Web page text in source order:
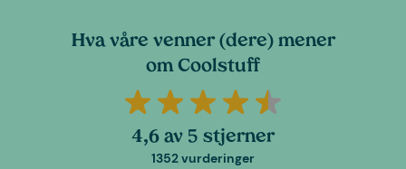
Hva våre venner (dere) mener
om Coolstuff
4,6 av 5 stjerner
1352 vurderinger